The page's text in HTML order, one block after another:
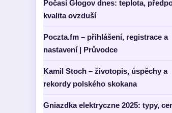
Počasí Głogov dnes: teplota,
kvalita ovzduší
Poczta.fm – přihlášení, registrace a
nastavení | Průvodce
Kamil Stoch – životopis, úspěchy a
rekordy polského skokana
Gniazdka elektryczne 2025: typy,